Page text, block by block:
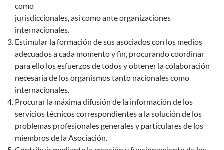
como
jurisdiccionales, así como ante organizaciones
internacionales.
Estimular la formación de sus asociados con los medios
adecuados a cada momento y fin, procurando coordinar
para ello los esfuerzos de todos y obtener la colaboración
necesaria de los organismos tanto nacionales como
internacionales.
Procurar la máxima difusión de la información de los
servicios técnicos correspondientes a la solución de los
problemas profesionales generales y particulares de los
miembros de la Asociación.